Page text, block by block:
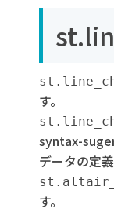
す。
syntax-
データの定
す。